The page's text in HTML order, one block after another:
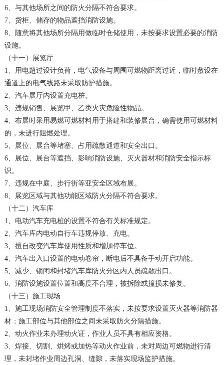
6、与其他场所之间的防火分隔不符合要求。
7、货柜、储存的物品遮挡消防设施。
8、随意将其他场所分隔用做临时仓储使用，未按要求设置必要的消防
设施。
（十一）展览厅
1、用电超过设计负荷，电气设备与周围可燃物距离过近，临时敷设在
通道上的电气线路未采取防护措施。
2、汽车展厅内设置充电桩。
3、违规销售、展览甲、乙类火灾危险性物品。
4、布展时采用易燃可燃材料用于搭建和装修展台，确需使用可燃材料
的，未进行阻燃处理。
5、展位、展台等堵塞、占用疏散通道和安全出口。
6、展位、展台等遮挡、影响消防设施、灭火器材和消防安全指示标
识。
7、违规在中庭、步行街等亚安全区域布展。
8、展览区域与其他功能区域防火分隔不符合要求。
（十二）汽车库
1、电动汽车充电桩的设置不符合有关标准规定。
2、汽车库内电动自行车违规停放、充电。
3、擅自改变汽车库使用性质和增加停车位。
4、汽车出入口设置的电动卷帘，断电后不具备手动开启功能。
5、减少、锁闭和封堵汽车库防火分区内人员疏散出口。
6、消防设施设置位置和高度不合理，被拆除或撞损未修复。
（十三）施工现场
1、施工现场消防安全管理制度不落实，未按要求设置灭火器等消防器
材；施工部位与其他部位之间未采取防火分隔措施。
2、动火作业未办理动火证，作业人员不具有相应资格。
3、焊接、切割、烘烤或加热等动火作业前，未对周边可燃物进行清
理，未封堵作业周边孔洞、缝隙，未落实现场监护措施。